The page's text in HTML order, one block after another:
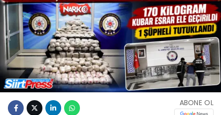
ABONE OL